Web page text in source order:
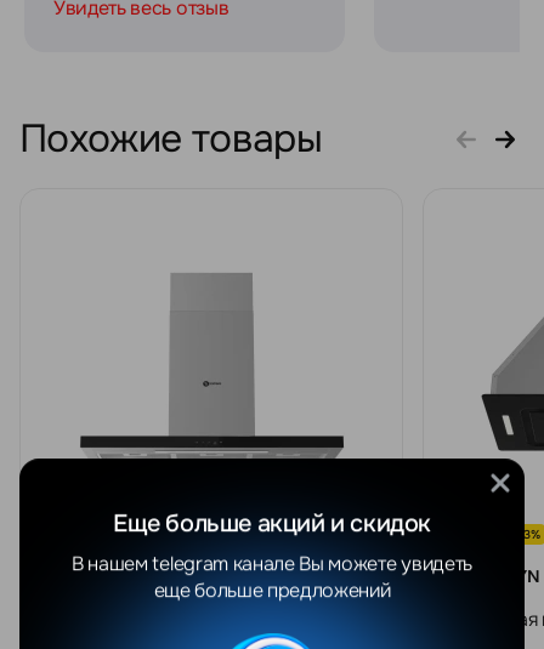
Увидеть весь отзыв
Похожие товары
Кухонная вытяжка Schtoff Agata TC
СКИДКА -23%
911 BYN
Еще больше акций и скидок
В нашем telegram канале Вы можете увидеть
еще больше предложений